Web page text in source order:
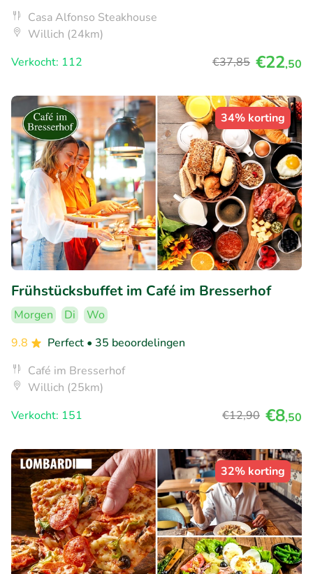
Casa Alfonso Steakhouse
Willich (24km)
Verkocht: 112
€37,85 €22,50
34% korting
Frühstücksbuffet im Café im Bresserhof
Morgen Di
Wo
9.8
Perfect • 35 beoordelingen
Café im Bresserhof
Willich (25km)
Verkocht: 151
€12,90 €8,50
32% korting